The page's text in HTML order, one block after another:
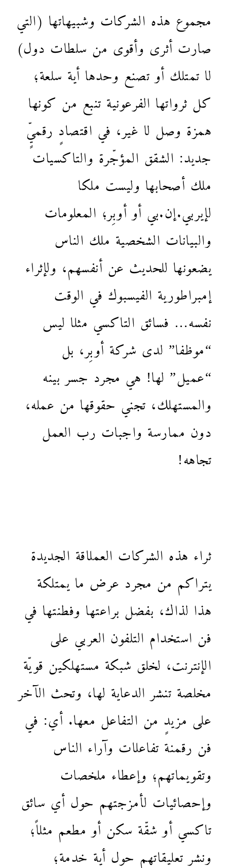
مجموع هذه الشركات وشبيهاتها (التي
صارت أثرى وأقوى من سلطات دول)
لا تمتلك أو تصنع وحدها أية سلعة؛
كل ثرواتها الفرعونية تنبع من كونها
همزة وصل لا غير، في اقتصادٍ رقميٍّ
جديد: الشقق المؤجّرة والتاكسيات
ملك أصحابها وليست ملكا
لإيربي.إن.بي أو أوبِر؛ المعلومات
والبيانات الشخصية ملك الناس
يضعونها للحديث عن أنفسهم، ولإثراء
إمبراطورية الفيسبوك في الوقت
نفسه… فسائق التاكسي مثلا ليس
“موظفا” لدى شركة أوبِر، بل
“عميل” لها! هي مجرد جسر بينه
والمستهلك، تجني حقوقها من عمله،
دون ممارسة واجبات رب العمل
تجاهه!
ثراء هذه الشركات العملاقة الجديدة
يتراكم من مجرد عرض ما يمتلكة
هذا لذاك، بفضل براعتها وفطنتها في
فن استخدام التلفون العربي على
الإنترنت، لخلق شبكة مستهلكين قويّة
مخلصة تنشر الدعاية لها، وتحث الآخر
على مزيدٍ من التفاعل معها. أي: في
فن رقمنة تفاعلات وآراء الناس
وتقويماتهم؛ وإعطاء ملخصات
وإحصائيات لأمزجتهم حول أي سائق
تاكسي أو شقّة سكن أو مطعم مثلاً؛
ونشر تعليقاتهم حول أية خدمة؛